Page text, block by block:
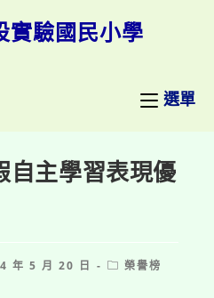
實驗國民小學
選單
自主學習表現優
年 5 月 20 日
Post榮譽榜